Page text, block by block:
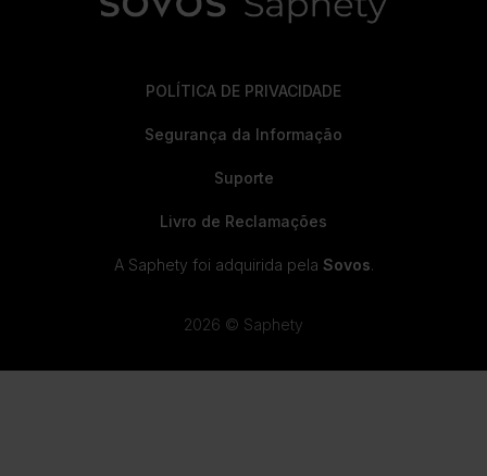
POLÍTICA DE PRIVACIDADE
Segurança da Informação
Suporte
Livro de Reclamações
A Saphety foi adquirida pela Sovos.
2026 © Saphety